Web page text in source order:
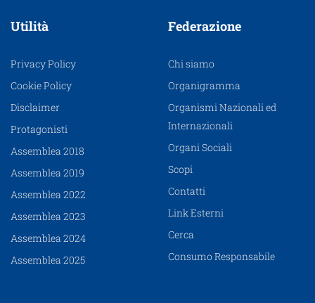
Utilità
Privacy Policy
Cookie Policy
Disclaimer
Protagonisti
Assemblea 2018
Assemblea 2019
Assemblea 2022
Assemblea 2023
Assemblea 2024
Assemblea 2025
Federazione
Chi siamo
Organigramma
Organismi Nazionali ed
Internazionali
Organi Sociali
Scopi
Contatti
Link Esterni
Cerca
Consumo Responsabile